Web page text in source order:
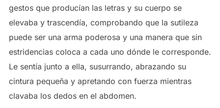
gestos que producían las letras y su cuerpo se
elevaba y trascendía, comprobando que la sutileza
puede ser una arma poderosa y una manera que sin
estridencias coloca a cada uno dónde le corresponde.
Le sentía junto a ella, susurrando, abrazando su
cintura pequeña y apretando con fuerza mientras
clavaba los dedos en el abdomen.